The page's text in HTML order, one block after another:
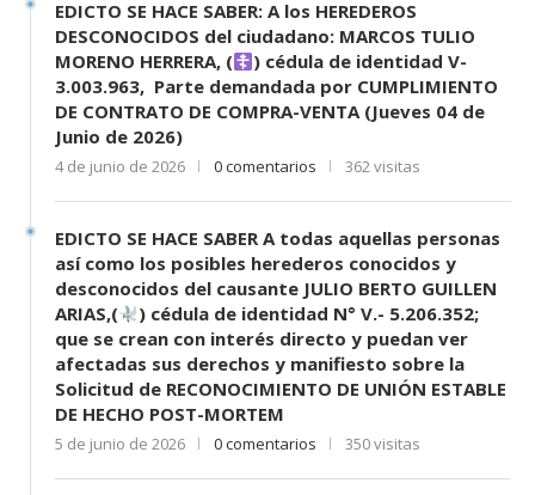
EDICTO SE HACE SABER: A los HEREDEROS
DESCONOCIDOS del ciudadano: MARCOS TULIO
MORENO HERRERA, (
) cédula de identidad V-
3.003.963, Parte demandada por CUMPLIMIENTO
DE CONTRATO DE COMPRA-VENTA (Jueves 04 de
Junio de 2026)
4 de junio de 2026 0 comentarios 362 visitas
EDICTO SE HACE SABER A todas aquellas personas
así como los posibles herederos conocidos y
desconocidos del causante JULIO BERTO GUILLEN
ARIAS,(
) cédula de identidad N° V.- 5.206.352;
que se crean con interés directo y puedan ver
afectadas sus derechos y manifiesto sobre la
Solicitud de RECONOCIMIENTO DE UNIÓN ESTABLE
DE HECHO POST-MORTEM
5 de junio de 2026 0 comentarios 350 visitas